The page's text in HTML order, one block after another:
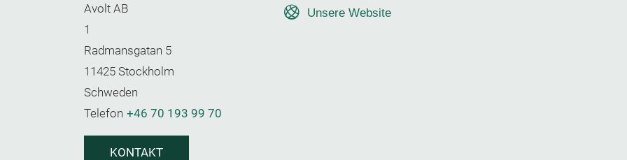
Avolt AB
1
Radmansgatan 5
11425 Stockholm
Schweden
Telefon +46 70 193 99 70
KONTAKT
Unsere Website